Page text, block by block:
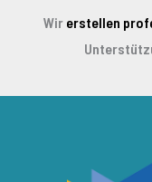
Wir erstellen